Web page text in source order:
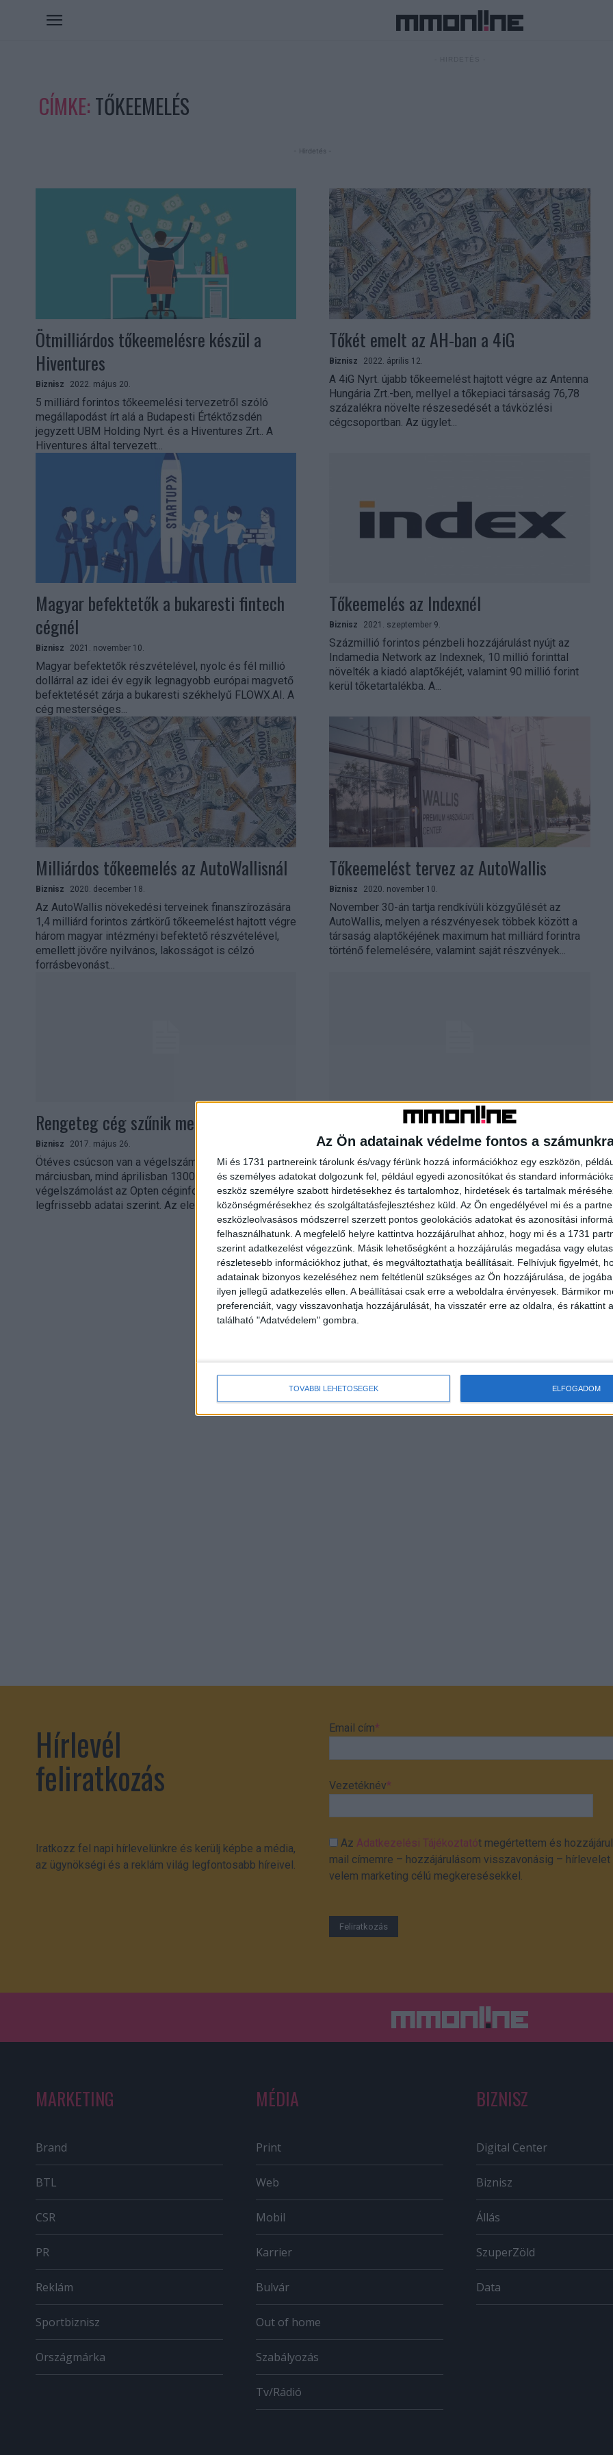
Az Ön adatainak védelme fontos a
Mi és 1731 partnereink tárolunk és/vagy férünk hozzá információkhoz egy eszközön,
és személyes adatokat dolgozunk fel, például egyedi azonosítókat és standard
eszköz személyre szabott hirdetésekhez és tartalomhoz, hirdetések és tartalmak
közönségmérésekhez és szolgáltatásfejlesztéshez küld. Az Ön engedélyével mi és a
eszközleolvasásos módszerrel szerzett pontos geolokációs adatokat és azonosítási
felhasználhatunk. A megfelelő helyre kattintva hozzájárulhat ahhoz, hogy mi és a 1731
szerint adatkezelést végezzünk. Másik lehetőségként a hozzájárulás megadása vagy
részletesebb információkhoz juthat, és megváltoztathatja beállításait. Felhívjuk figyelmét,
adatainak bizonyos kezeléséhez nem feltétlenül szükséges az Ön hozzájárulása, de
ilyen jellegű adatkezelés ellen. A beállításai csak erre a weboldalra érvényesek. Bármikor
preferenciáit, vagy visszavonhatja hozzájárulását, ha visszatér erre az oldalra, és rákattint
található "Adatvédelem" gombra.
TOVÁBBI LEHETŐSÉGEK ELFOGADOM
CÍMKE: TŐKEEMELÉS
- Hirdetés -
Ötmilliárdos tőkeemelésre készül a
Hiventures
Biznisz 2022. május 20.
5 milliárd forintos tőkeemelési tervezetről szóló
megállapodást írt alá a Budapesti Értéktőzsdén
jegyzett UBM Holding Nyrt. és a Hiventures Zrt.. A
Hiventures által tervezett...
Tőkét emelt az AH-ban a 4iG
Biznisz 2022. április 12.
A 4iG Nyrt. újabb tőkeemelést hajtott végre az Antenna
Hungária Zrt.-ben, mellyel a tőkepiaci társaság 76,78
százalékra növelte részesedését a távközlési
cégcsoportban. Az ügylet...
Magyar befektetők a bukaresti fintech
cégnél
Biznisz 2021. november 10.
Magyar befektetők részvételével, nyolc és fél millió
dollárral az idei év egyik legnagyobb európai magvető
befektetését zárja a bukaresti székhelyű FLOWX.AI. A
cég mesterséges...
Tőkeemelés az Indexnél
Biznisz 2021. szeptember 9.
Százmillió forintos pénzbeli hozzájárulást nyújt az
Indamedia Network az Indexnek, 10 millió forinttal
növelték a kiadó alaptőkéjét, valamint 90 millió forint
kerül tőketartalékba. A...
Milliárdos tőkeemelés az AutoWallisnál
Biznisz 2020. december 18.
Az AutoWallis növekedési terveinek finanszírozására
1,4 milliárd forintos zártkörű tőkeemelést hajtott végre
három magyar intézményi befektető részvételével,
emellett jövőre nyilvános, lakosságot is célzó
forrásbevonást...
Tőkeemelést tervez az AutoWallis
Biznisz 2020. november 10.
November 30-án tartja rendkívüli közgyűlését az
AutoWallis, melyen a részvényesek többek között a
társaság alaptőkéjének maximum hat milliárd forintra
történő felemelésére, valamint saját részvények...
Rengeteg cég szűnik meg
Biznisz 2017. május 26.
Ötéves csúcson van a végelszámolások száma, mind
márciusban, mind áprilisban 1300 körüli cég indított
végelszámolást az Opten céginformációs szolgáltató
legfrissebb adatai szerint. Az elemzés...
Fontos határidő közeleg
Biznisz 2017. február 13.
Azon korlátolt felelősségű társaságoknak, amelyek
jegyzett tőkéje nem éri el a hárommillió forintot,
legkésőbb 2017. március 15-ig dönteniük kell
törzstőkéjük sorsáról. A törzstőke emelésre...
- Hirdetés -
Hírlevél
feliratkozás
Iratkozz fel napi hírlevelünkre és kerülj képbe a média,
az ügynökségi és a reklám világ legfontosabb híreivel.
Email cím*
Vezetéknév*
AzAdatkezelési Tájékoztatót megértettem és
mail címemre – hozzájárulásom visszavonásig –
velem marketing célú megkeresésekkel.
MARKETING
Brand
BTL
CSR
PR
Reklám
Sportbiznisz
Országmárka
MÉDIA
Print
Web
Mobil
Karrier
Bulvár
Out of home
Szabályozás
Tv/Rádió
BIZNISZ
Digital Center
Biznisz
Állás
SzuperZöld
Data